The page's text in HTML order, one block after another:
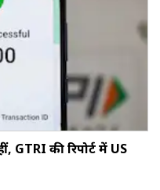
GTRI की रिपोर्ट में US